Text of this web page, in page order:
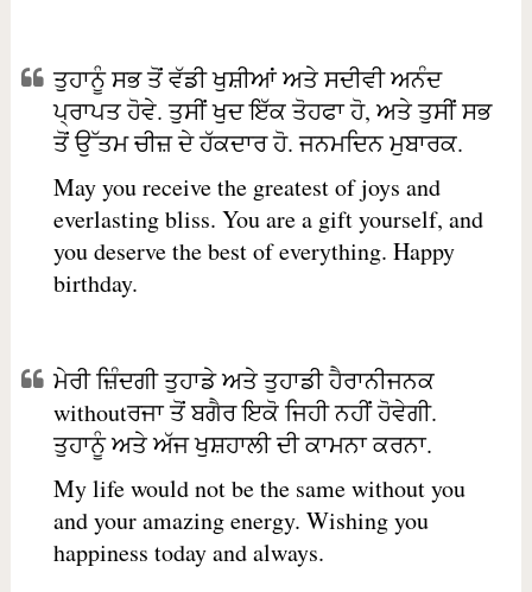
ਤੁਹਾਨੂੰ ਸਭ ਤੋਂ ਵੱਡੀ ਖੁਸ਼ੀਆਂ ਅਤੇ ਸਦੀਵੀ ਅਨੰਦ
ਪ੍ਰਾਪਤ ਹੋਵੇ. ਤੁਸੀਂ ਖੁਦ ਇੱਕ ਤੋਹਫਾ ਹੋ, ਅਤੇ ਤੁਸੀਂ ਸਭ
ਤੋਂ ਉੱਤਮ ਚੀਜ਼ ਦੇ ਹੱਕਦਾਰ ਹੋ. ਜਨਮਦਿਨ ਮੁਬਾਰਕ.
May you receive the greatest of joys and
everlasting bliss. You are a gift yourself, and
you deserve the best of everything. Happy
birthday.
ਮੇਰੀ ਜ਼ਿੰਦਗੀ ਤੁਹਾਡੇ ਅਤੇ ਤੁਹਾਡੀ ਹੈਰਾਨੀਜਨਕ
withoutਰਜਾ ਤੋਂ ਬਗੈਰ ਇਕੋ ਜਿਹੀ ਨਹੀਂ ਹੋਵੇਗੀ.
ਤੁਹਾਨੂੰ ਅਤੇ ਅੱਜ ਖੁਸ਼ਹਾਲੀ ਦੀ ਕਾਮਨਾ ਕਰਨਾ.
My life would not be the same without you
and your amazing energy. Wishing you
happiness today and always.